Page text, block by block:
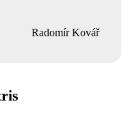
Radomír Kovář